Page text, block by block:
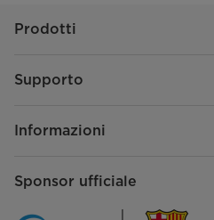
Prodotti
Supporto
Informazioni
Sponsor ufficiale